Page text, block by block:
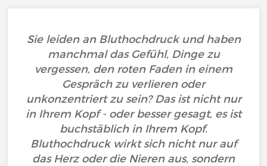
Sie leiden an Bluthochdruck und haben
manchmal das Gefühl, Dinge zu
vergessen, den roten Faden in einem
Gespräch zu verlieren oder
unkonzentriert zu sein? Das ist nicht nur
in Ihrem Kopf - oder besser gesagt, es ist
buchstäblich in Ihrem Kopf.
Bluthochdruck wirkt sich nicht nur auf
das Herz oder die Nieren aus, sondern